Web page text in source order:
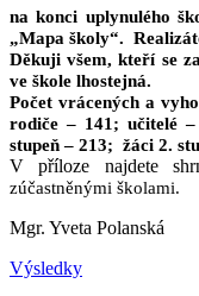
na konci uplynulého
„Mapa školy“.
Děkuji všem, kteří se
ve škole lhostejná.
Počet vrácených a
rodiče – 141; učitelé
stupeň – 213; žáci 2.
V příloze najdete
zúčastněnými školami.
Mgr. Yveta Polanská
Výsledky